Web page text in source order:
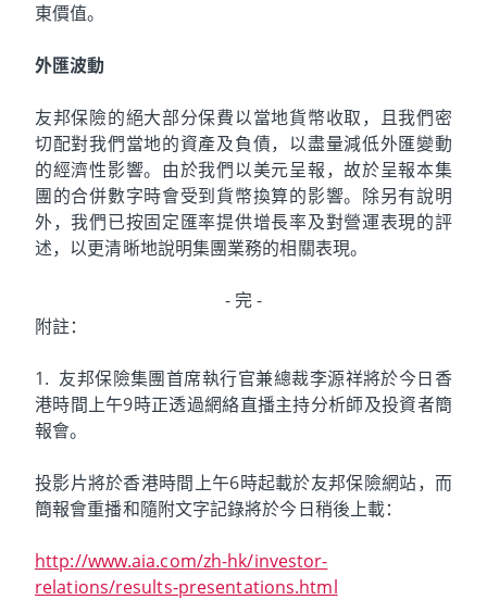
東價值。
外匯波動
友邦保險的絕大部分保費以當地貨幣收取，且我們密
切配對我們當地的資產及負債，以盡量減低外匯變動
的經濟性影響。由於我們以美元呈報，故於呈報本集
團的合併數字時會受到貨幣換算的影響。除另有說明
外，我們已按固定匯率提供增長率及對營運表現的評
述，以更清晰地說明集團業務的相關表現。
- 完 -
附註：
1. 友邦保險集團首席執行官兼總裁李源祥將於今日香
港時間上午9時正透過網絡直播主持分析師及投資者簡
報會。
投影片將於香港時間上午6時起載於友邦保險網站，而
簡報會重播和隨附文字記錄將於今日稍後上載：
http://www.aia.com/zh-hk/investor-
relations/results-presentations.html